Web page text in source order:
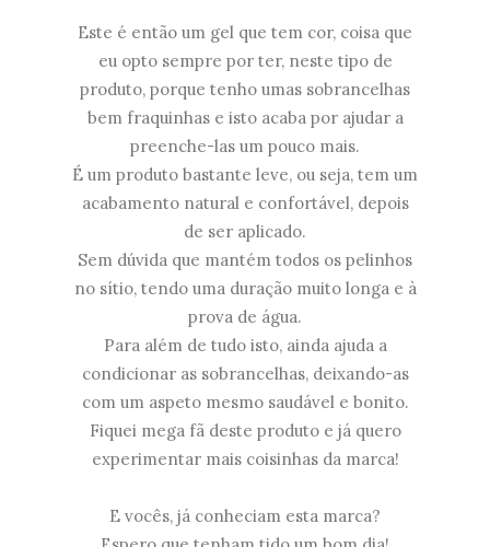
Este é então um gel que tem cor, coisa que
eu opto sempre por ter, neste tipo de
produto, porque tenho umas sobrancelhas
bem fraquinhas e isto acaba por ajudar a
preenche-las um pouco mais.
É um produto bastante leve, ou seja, tem um
acabamento natural e confortável, depois
de ser aplicado.
Sem dúvida que mantém todos os pelinhos
no sítio, tendo uma duração muito longa e à
prova de água.
Para além de tudo isto, ainda ajuda a
condicionar as sobrancelhas, deixando-as
com um aspeto mesmo saudável e bonito.
Fiquei mega fã deste produto e já quero
experimentar mais coisinhas da marca!
E vocês, já conheciam esta marca?